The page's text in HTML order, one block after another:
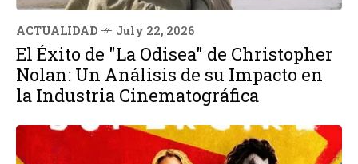
ACTUALIDAD July 22, 2026
El Éxito de "La Odisea" de Christopher
Nolan: Un Análisis de su Impacto en
la Industria Cinematográfica